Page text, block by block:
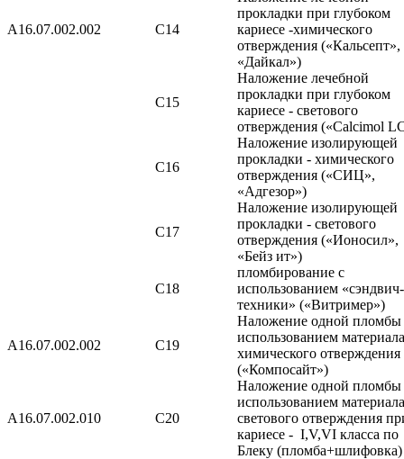
А16.07.002.002 С14
прокладки при глубоком
кариесе -химического
отверждения («Кальсепт»,
«Дайкал»)
С15
Наложение лечебной
прокладки при глубоком
кариесе - светового
отверждения («Calcimol
С16
Наложение изолирующей
прокладки - химического
отверждения («СИЦ»,
«Адгезор»)
С17
Наложение изолирующей
прокладки - светового
отверждения («Ионосил»,
«Бейз ит»)
С18
пломбирование с
использованием «сэндвич-
техники» («Витример»)
A16.07.002.002 С19
Наложение одной пломбы
использованием материала
химического отверждения
(«Компосайт»)
A16.07.002.010 С20
Наложение одной пломбы
использованием материала
светового отверждения
кариесе - I,V,VI класса по
Блеку (пломба+шлифовка)